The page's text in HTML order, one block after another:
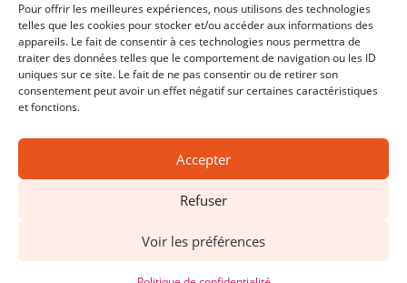
Pour offrir les meilleures expériences, nous utilisons des technologies
telles que les cookies pour stocker et/ou accéder aux informations des
appareils. Le fait de consentir à ces technologies nous permettra de
traiter des données telles que le comportement de navigation ou les ID
uniques sur ce site. Le fait de ne pas consentir ou de retirer son
consentement peut avoir un effet négatif sur certaines caractéristiques
et fonctions.
Accepter
Refuser
Voir les préférences
AUTRES
Mentions légales
Politiques de confidentialité